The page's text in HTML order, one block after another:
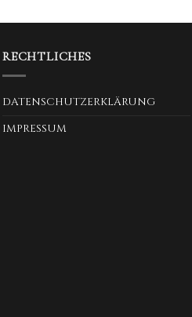
RECHTLICHES
DATENSCHUTZERKLÄRUNG
IMPRESSUM